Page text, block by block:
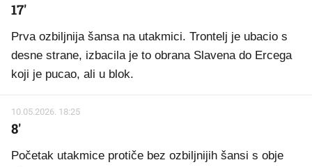
17'
Prva ozbiljnija šansa na utakmici. Trontelj je ubacio s
desne strane, izbacila je to obrana Slavena do Ercega
koji je pucao, ali u blok.
10.05.2026. 18:25
8'
Početak utakmice protiče bez ozbiljnijih šansi s obje